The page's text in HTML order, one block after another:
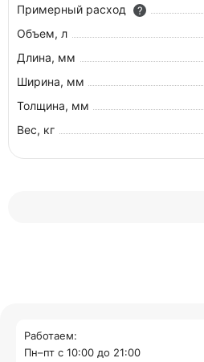
Примерный расход
?
Объем, л
Длина, мм
Ширина, мм
Толщина, мм
Вес, кг
Работаем:
Пн–пт с 10:00 до 21:00